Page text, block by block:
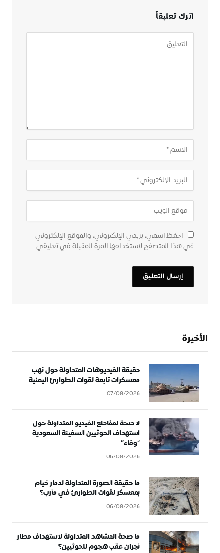
اترك تعليقاً
احفظ اسمي، بريدي الإلكتروني، والموقع الإلكتروني
في هذا المتصفح لاستخدامها المرة المقبلة في تعليقي.
الأخيرة
حقيقة الفيديوهات المتداولة حول نهب
معسكرات تابعة لقوات الطوارئ اليمنية
07/08/2026
لا صحة لمقاطع الفيديو المتداولة حول
استهداف الحوثيين السفينة السعودية
“وفاء”
06/08/2026
ما حقيقة الصورة المتداولة لدمار خيام
بمعسكر لقوات الطوارئ في مأرب؟
06/08/2026
ما صحة المشاهد المتداولة لاستهداف مطار
نجران عقب هجوم للحوثيين؟